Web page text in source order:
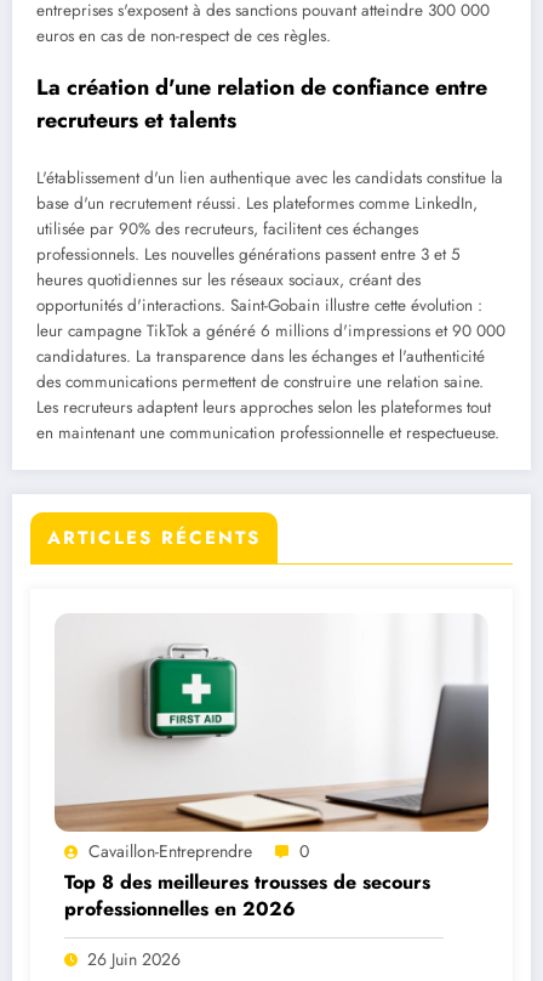
entreprises s'exposent à des sanctions pouvant atteindre 300 000
euros en cas de non-respect de ces règles.
La création d'une relation de confiance entre
recruteurs et talents
L'établissement d'un lien authentique avec les candidats constitue la
base d'un recrutement réussi. Les plateformes comme LinkedIn,
utilisée par 90% des recruteurs, facilitent ces échanges
professionnels. Les nouvelles générations passent entre 3 et 5
heures quotidiennes sur les réseaux sociaux, créant des
opportunités d'interactions. Saint-Gobain illustre cette évolution :
leur campagne TikTok a généré 6 millions d'impressions et 90 000
candidatures. La transparence dans les échanges et l'authenticité
des communications permettent de construire une relation saine.
Les recruteurs adaptent leurs approches selon les plateformes tout
en maintenant une communication professionnelle et respectueuse.
ARTICLES RÉCENTS
Cavaillon-Entreprendre 0
Top 8 des meilleures trousses de secours
professionnelles en 2026
26 Juin 2026